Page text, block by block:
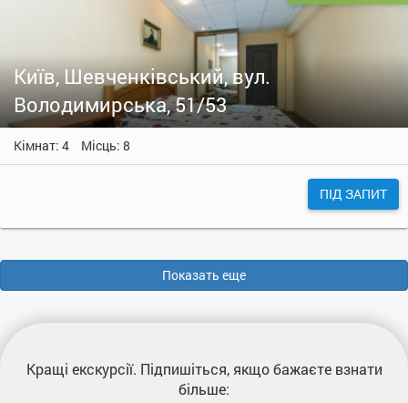
Київ, Шевченківський, вул.
Володимирська, 51/53
Кімнат: 4 Місць: 8
ПІД ЗАПИТ
Показать еще
Кращі екскурсії. Підпишіться, якщо бажаєте взнати
більше: